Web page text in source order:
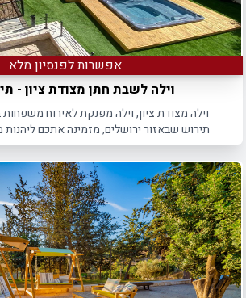
אפשרות לפנסיון מלא
וילה לשבת חתן מצודת ציון -
וילה מצודת ציון, וילה מפנקת לאירוח
תירוש שבאזור ירושלים, מזמינה אתכם ליהנות
מרגשת במסגרת אירועי שבת חתן.